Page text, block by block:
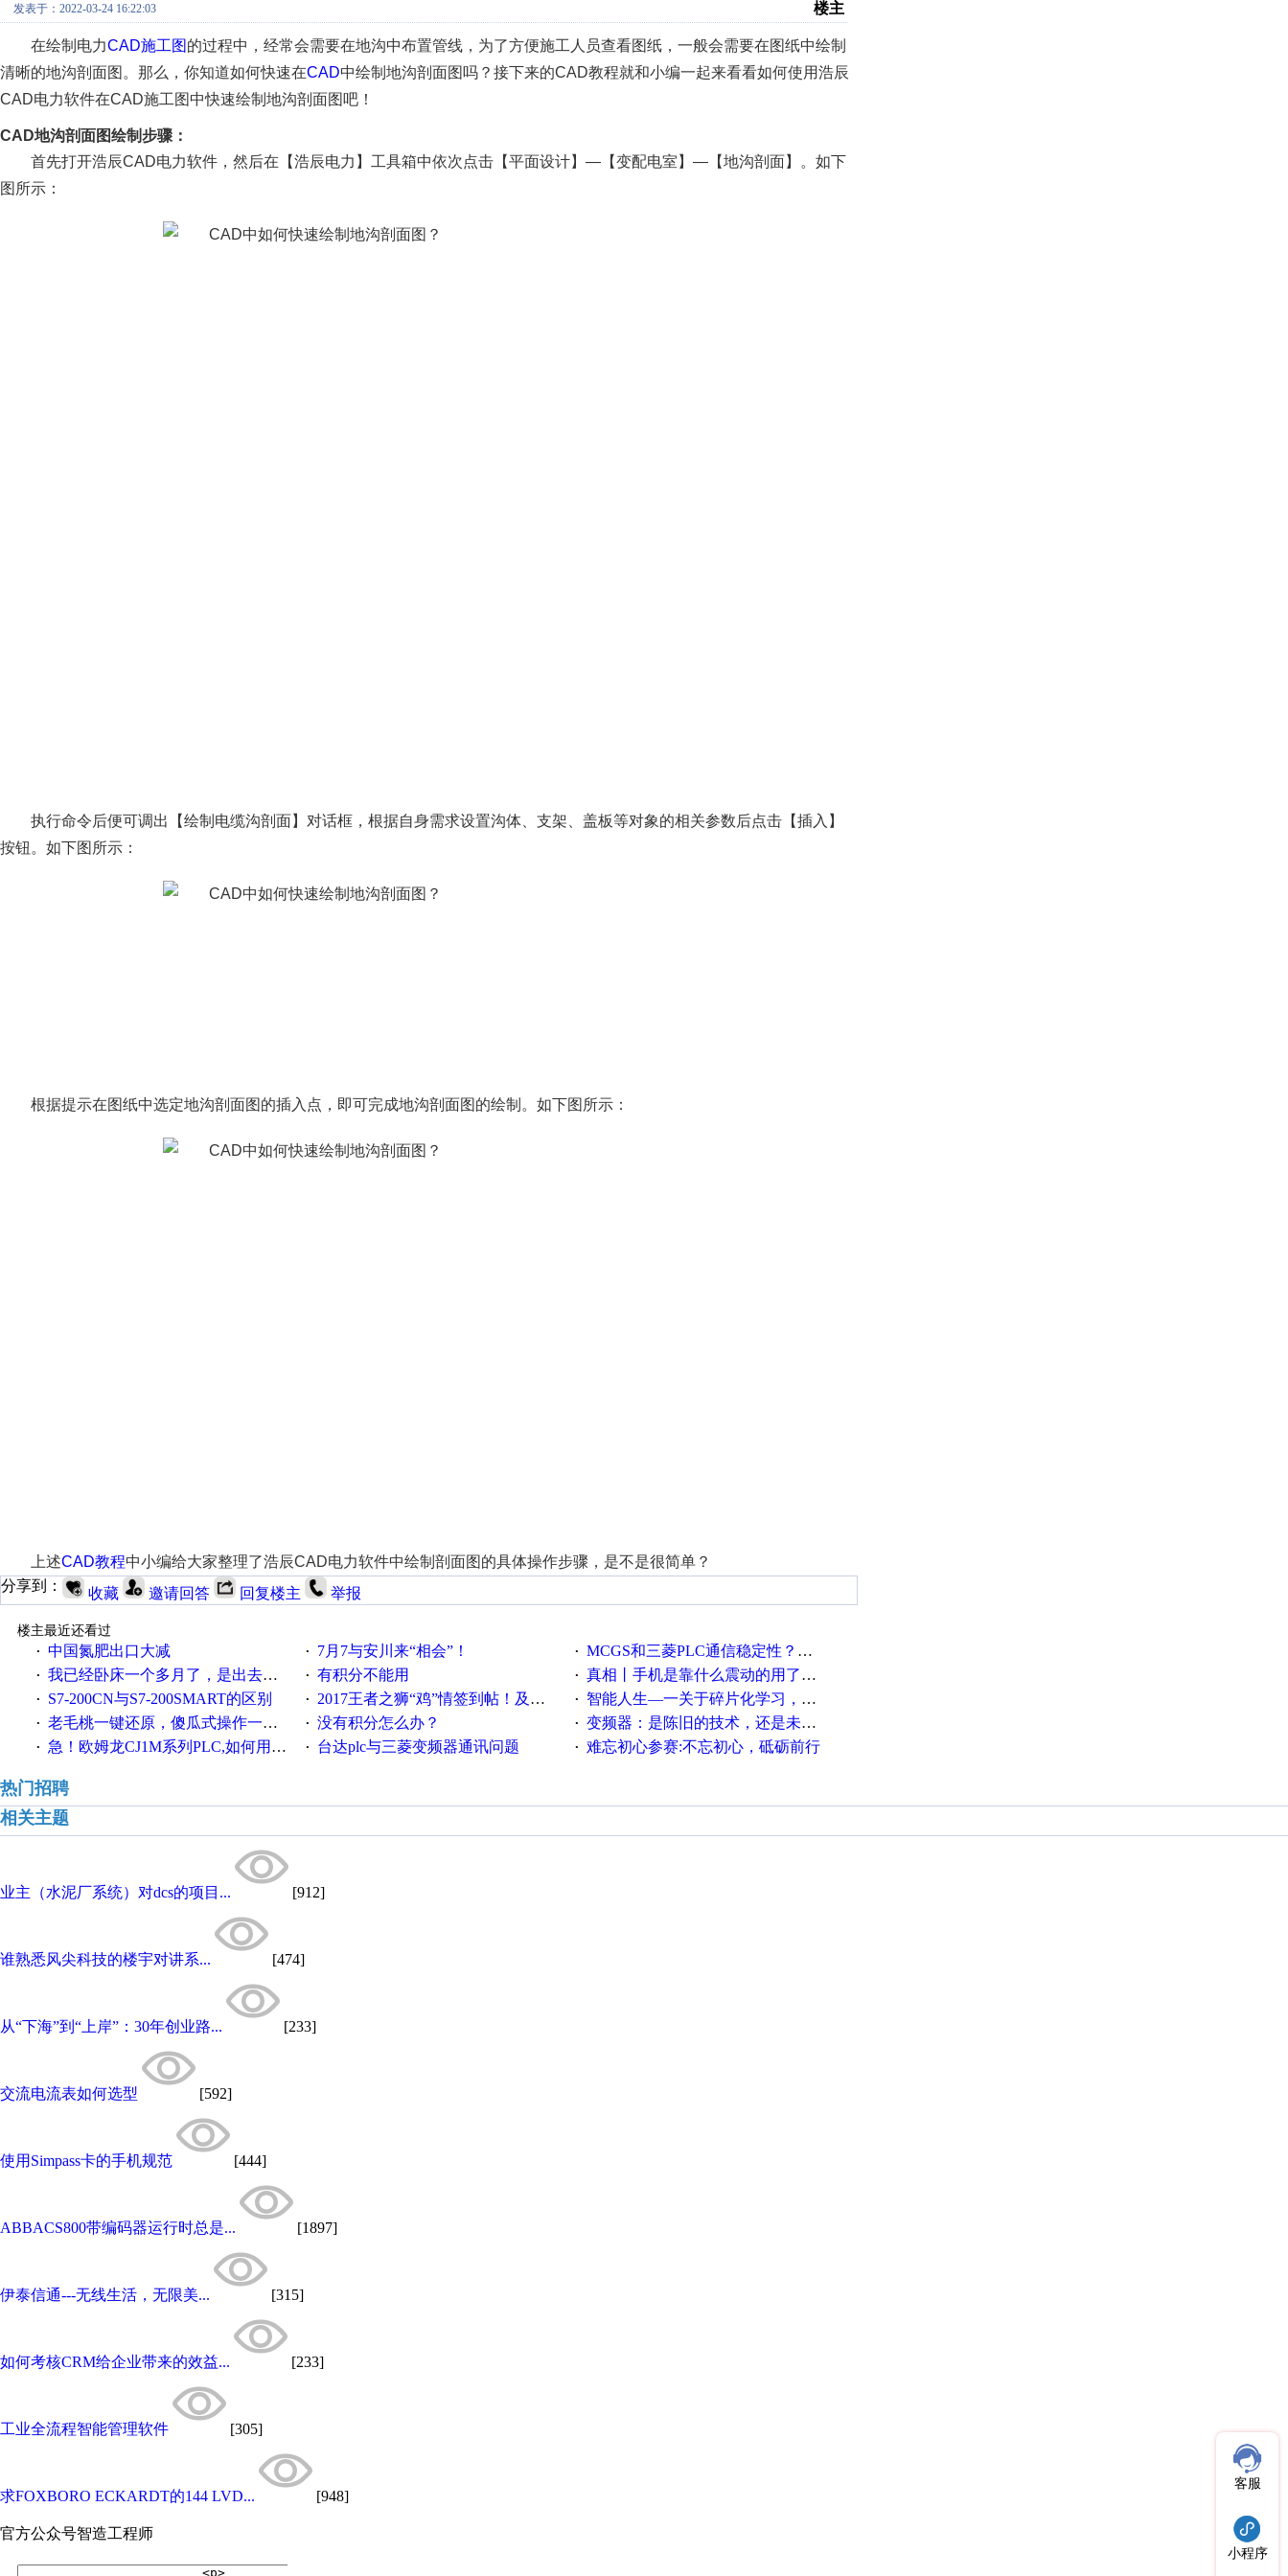
发表于：2022-03-24 16:22:03 楼主
在绘制电力CAD施工图的过程中，经常会需要在地沟中布置管线，为了方便施工人员查看图纸，一般会需要在图纸中绘制
清晰的地沟剖面图。那么，你知道如何快速在CAD中绘制地沟剖面图吗？接下来的CAD教程就和小编一起来看看如何使用浩辰
CAD电力软件在CAD施工图中快速绘制地沟剖面图吧！
CAD地沟剖面图绘制步骤：
首先打开浩辰CAD电力软件，然后在【浩辰电力】工具箱中依次点击【平面设计】—【变配电室】—【地沟剖面】。如下
图所示：
执行命令后便可调出【绘制电缆沟剖面】对话框，根据自身需求设置沟体、支架、盖板等对象的相关参数后点击【插入】
按钮。如下图所示：
根据提示在图纸中选定地沟剖面图的插入点，即可完成地沟剖面图的绘制。如下图所示：
上述CAD教程中小编给大家整理了浩辰CAD电力软件中绘制剖面图的具体操作步骤，是不是很简单？
分享到：
收藏 邀请回答 回复楼主 举报
楼主最近还看过
· 中国氮肥出口大减 · 7月7与安川来“相会”！ · MCGS和三菱PLC通信稳定性？？？
· 我已经卧床一个多月了，是出去安装机械手在高速遭遇车祸所致:大家工作都要特别注意啊 · 有积分不能用 · 真相丨手机是靠什么震动的用了这么多年才知道！
· S7-200CN与S7-200SMART的区别 · 2017王者之狮“鸡”情签到帖！及时更新在线研讨会预告 · 智能人生—一关于碎片化学习，看这一篇就够了！
· 老毛桃一键还原，傻瓜式操作一键轻松备份还原；程序为向导式安装，一键即可实现自动备份或还原系统。 · 没有积分怎么办？ · 变频器：是陈旧的技术，还是未来的幕后英雄？
· 急！欧姆龙CJ1M系列PLC,如何用时间控制变频器。要求时间在组态王中可以自由输入！拜托各位大神了！ · 台达plc与三菱变频器通讯问题 · 难忘初心参赛:不忘初心，砥砺前行
热门招聘
相关主题
业主（水泥厂系统）对dcs的项目... [912]
谁熟悉风尖科技的楼宇对讲系... [474]
从“下海”到“上岸”：30年创业路... [233]
交流电流表如何选型 [592]
使用Simpass卡的手机规范 [444]
ABBACS800带编码器运行时总是... [1897]
伊泰信通---无线生活，无限美... [315]
如何考核CRM给企业带来的效益... [233]
工业全流程智能管理软件 [305]
求FOXBORO ECKARDT的144 LVD... [948]
官方公众号智造工程师
客服
小程序